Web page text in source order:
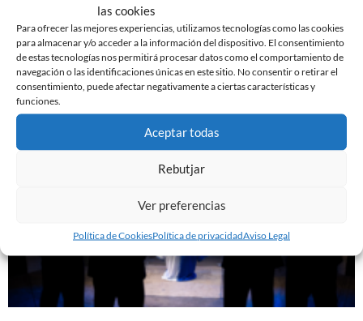
las cookies
Para ofrecer las mejores experiencias, utilizamos tecnologías como las cookies
para almacenar y/o acceder a la información del dispositivo. El consentimiento
de estas tecnologías nos permitirá procesar datos como el comportamiento de
navegación o las identificaciones únicas en este sitio. No consentir o retirar el
consentimiento, puede afectar negativamente a ciertas características y
funciones.
Aceptar todas
Rebutjar
Ver preferencias
Política de CookiesPolítica de privacidadAviso Legal
GASTÓN VALLES, NUEVO JUGADOR DEL CE
SABADELL
30 de julio de 2026
Leer más »